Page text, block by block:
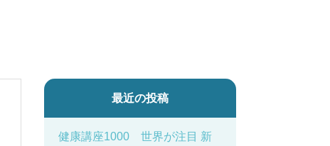
最近の投稿
健康講座1000 世界が注目 新